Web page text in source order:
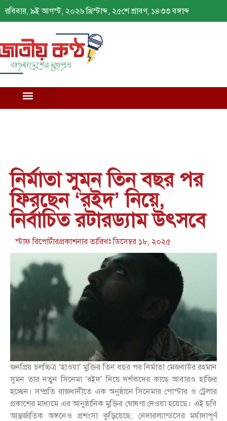
রবিবার, ৯ই আগস্ট, ২০২৬ খ্রিস্টাব্দ, ২৫শে শ্রাবণ, ১৪৩৩ বঙ্গাব্দ
নির্মাতা সুমন তিন বছর পর
ফিরছেন ‘রইদ’ নিয়ে,
নির্বাচিত রটারড্যাম উৎসবে
স্টাফ রিপোর্টারপ্রকাশনার তারিখঃডিসেম্বর ১৮, ২০২৫
জনপ্রিয় চলচ্চিত্র ‘হাওয়া’ মুক্তির তিন বছর পর নির্মাতা মেজবাউর রহমান
সুমন তার নতুন সিনেমা ‘রইদ’ নিয়ে দর্শকদের কাছে আবারও হাজির
হচ্ছেন। সম্প্রতি রাজধানীতে এক অনুষ্ঠানে সিনেমার পোস্টার ও ট্রেলার
প্রকাশের মাধ্যমে এর আনুষ্ঠানিক মুক্তির ঘোষণা দেওয়া হয়েছে। এই ছবি
আন্তর্জাতিক অঙ্গনেও প্রশংসা কুড়িয়েছে; নেদারল্যান্ডসের মর্যাদাপূর্ণ